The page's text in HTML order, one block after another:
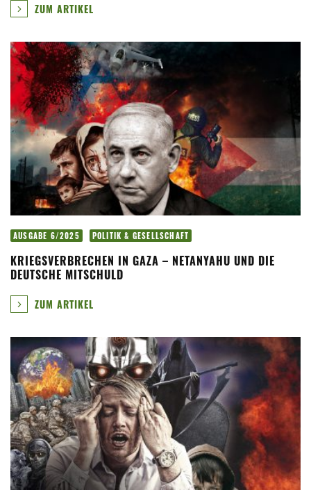
ZUM ARTIKEL
AUSGABE 6/2025 POLITIK & GESELLSCHAFT
KRIEGSVERBRECHEN IN GAZA – NETANYAHU UND DIE
DEUTSCHE MITSCHULD
ZUM ARTIKEL